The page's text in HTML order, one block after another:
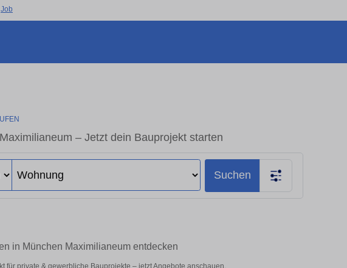
Job
– Jetzt dein Bauprojekt starten
Suchen
in München Maximilianeum entdecken
für private & gewerbliche Bauprojekte – jetzt Angebote anschauen.